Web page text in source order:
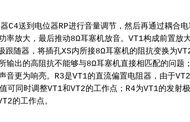
送到电位器RP进行音量调节，然后再通过耦合电
率放大，最后推动8Ω耳塞机放音。VT1构成前置放
跟随器，将插孔XS内所接8Ω耳塞机的阻抗变换为
输出的高阻抗不能够与8Ω耳塞机直接相匹配的问题
音更为响亮。R3是VT1的直流偏置电阻器，由于
可同时调整VT1和VT2的工作点；R4为VT1的发射
的工作点。